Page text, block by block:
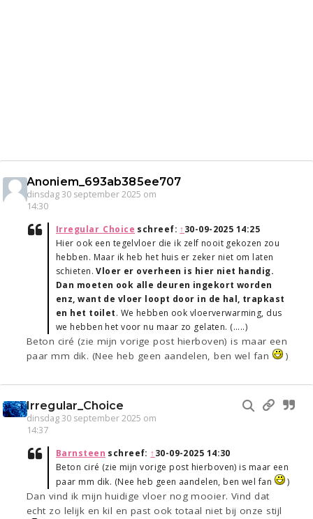
Anoniem_693ab385ee707
dinsdag 30 september 2025 om
14:30
Irregular_Choice schreef: ↑30-09-2025 14:25
Hier ook een tegelvloer die ik zelf nooit gekozen zou
hebben. Maar ik heb het huis er zeker niet om laten
schieten.Vloer er overheen is hier niet handig.
Dan moeten ook alle deuren ingekort worden
enz, want de vloer loopt door in de hal, trapkast
en het toilet. We hebben ook vloerverwarming, dus
we hebben het voor nu maar zo gelaten. (.....)
Beton ciré (zie mijn vorige post hierboven) is maar een
paar mm dik. (Nee heb geen aandelen, ben wel fan
)
Irregular_Choice
dinsdag 30 september 2025 om
14:37
Barnsteen schreef: ↑30-09-2025 14:30
Beton ciré (zie mijn vorige post hierboven) is maar een
paar mm dik. (Nee heb geen aandelen, ben wel fan
)
Dan vind ik mijn huidige vloer nog mooier. Vind dat
echt zo lelijk en kil en past ook totaal niet bij onze stijl